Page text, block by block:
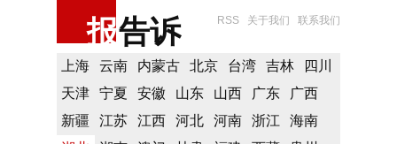
报告诉 RSS 关于我们 联系我们
上海 云南 内蒙古 北京 台湾 吉林
四川
天津
宁夏 安徽 山东 山西 广东
广西
新疆
江苏 江西 河北 河南 浙江
海南